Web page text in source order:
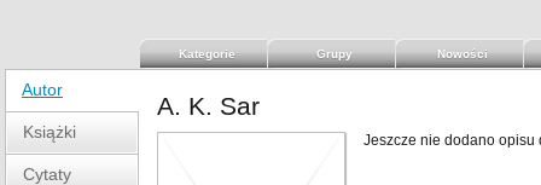
Kategorie Grupy Nowości
Autor
Książki
Cytaty
A. K. Sar
Jeszcze nie dodano